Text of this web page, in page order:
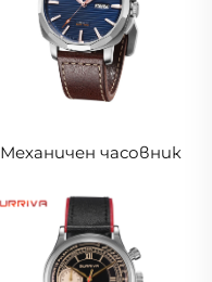
Механичен часовник